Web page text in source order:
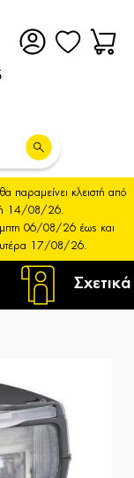
παραμείνει κλειστή από
14/08/26.
06/08/26 έως και
17/08/26.